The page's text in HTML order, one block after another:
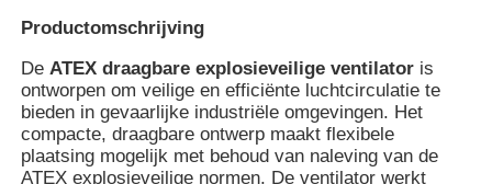
Productomschrijving
DeATEX draagbare explosieveilige ventilator is
ontworpen om veilige en efficiënte luchtcirculatie te
bieden in gevaarlijke industriële omgevingen. Het
compacte, draagbare ontwerp maakt flexibele
plaatsing mogelijk met behoud van naleving van de
ATEX explosieveilige normen. De ventilator werkt